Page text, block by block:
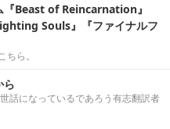
『Beast of Reincarnation』
Souls』『ファイナルフ
ら。
ら
話になっているであろう有志翻訳者